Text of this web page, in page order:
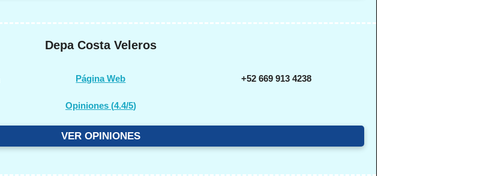
Depa Costa Veleros
Página Web
Opiniones (4.4/5)
+52 669 913 4238
VER OPINIONES